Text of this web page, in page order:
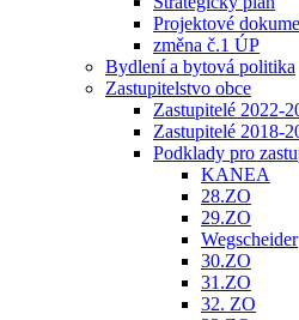
Projektové
změna č.1 ÚP
Bydlení a bytová politika
Zastupitelstvo obce
Zastupitelé 2022-
Zastupitelé 2018-
Podklady pro
KANEA
28.ZO
29.ZO
Wegscheider
30.ZO
31.ZO
32. ZO